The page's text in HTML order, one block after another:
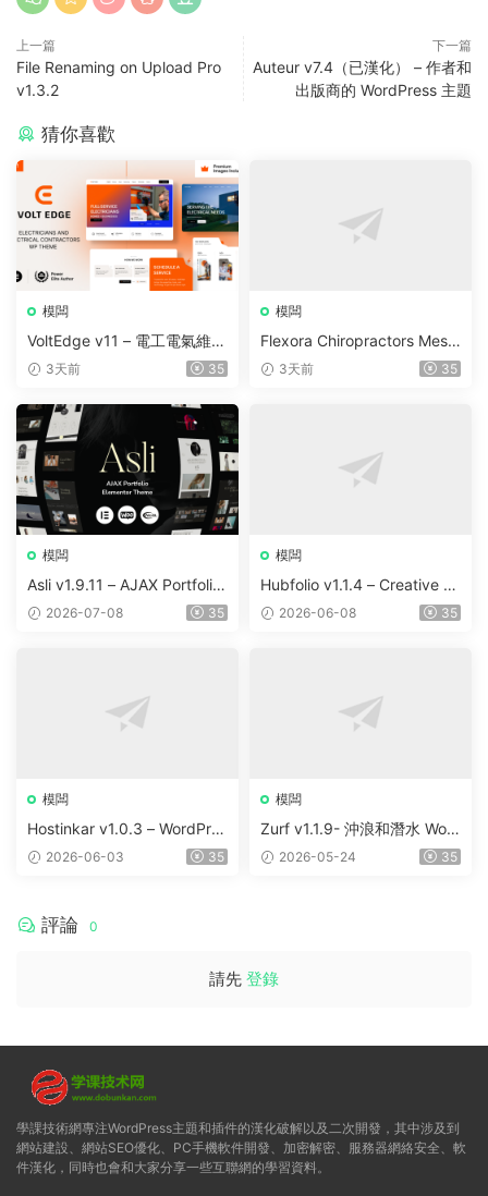
上一篇
File Renaming on Upload Pro
v1.3.2
下一篇
Auteur v7.4（已漢化） – 作者和
出版商的 WordPress 主題
猜你喜歡
模闆
VoltEdge v11 – 電工電氣維修
WordPress 主題
3天前 35
模闆
Flexora Chiropractors Mess
age and Physical Therapist
3天前 35
模闆
Asli v1.9.11 – AJAX Portfolio
Elementor WordPress Them
2026-07-08 35
模闆
Hubfolio v1.1.4 – Creative P
ortfolio & Digital Agency Wo
2026-06-08 35
模闆
Hostinkar v1.0.3 – WordPres
s & WHMCS 主題
2026-06-03 35
模闆
Zurf v1.1.9- 沖浪和潛水 Wor
dPress主題
2026-05-24 35
評論 0
請先 登錄
學課技術網專注WordPress主題和插件的漢化破解以及二次開發，其中涉及到
網站建設、網站SEO優化、PC手機軟件開發、加密解密、服務器網絡安全、軟
件漢化，同時也會和大家分享一些互聯網的學習資料。